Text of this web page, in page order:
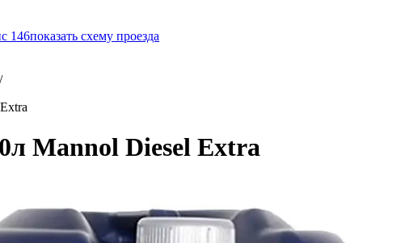
146показать схему проезда
/
Mannol Diesel Extra